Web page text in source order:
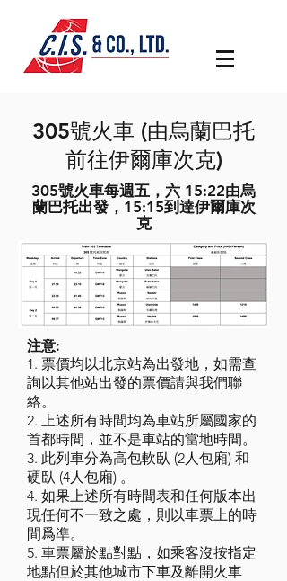
305號火車 (由烏蘭巴托
前往伊爾庫次克)
305號火車每週五，六 15:22由烏
蘭巴托出發，15:15到達伊爾庫次
克
注意:
1. 票價均以北京站為出發地，如需查
詢以其他站出發的票價請與我們聯
絡。
2. 上述所有時間均為車站所屬國家的
首都時間，並不是車站的當地時間。
3. 此列車分為高包軟臥 (2人包廂) 和
硬臥 (4人包廂) 。
4. 如果上述所有時間表和任何版本出
現任何不一致之處，則以車票上的時
間爲凖。
5. 車票屬於點對點，如乘客沒按指定
地點但於其他城市下車及離開火車